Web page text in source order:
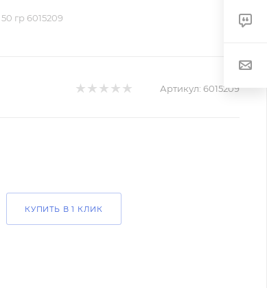
гр 6015209
Артикул: 6015209
КУПИТЬ В 1 КЛИК